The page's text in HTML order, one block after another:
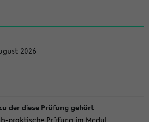
2026
praktische Prüfung im Modul